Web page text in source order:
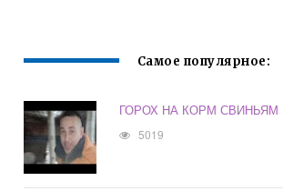
Самое популярное:
ГОРОХ НА КОРМ СВИНЬЯМ
5019